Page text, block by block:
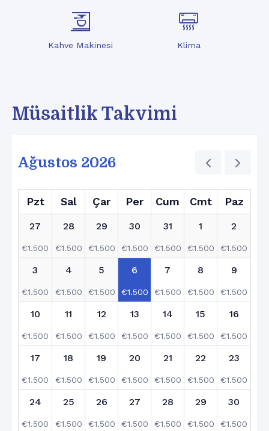
Kahve Makinesi Klima
Müsaitlik Takvimi
Ağustos 2026
Pzt Sal Çar Per Cum Cmt Paz
27
€1.500
28
€1.500
29
€1.500
30
€1.500
31
€1.500
1
€1.500
2
€1.500
3
€1.500
4
€1.500
5
€1.500
6
€1.500
7
€1.500
8
€1.500
9
€1.500
10
€1.500
11
€1.500
12
€1.500
13
€1.500
14
€1.500
15
€1.500
16
€1.500
17
€1.500
18
€1.500
19
€1.500
20
€1.500
21
€1.500
22
€1.500
23
€1.500
24
€1.500
25
€1.500
26
€1.500
27
€1.500
28
€1.500
29
€1.500
30
€1.500